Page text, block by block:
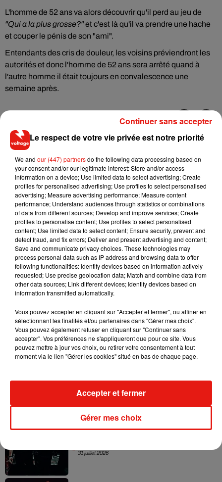
L'homme de 52 ans va alors découvrir qu'il perd au jeu de
"Qui a la plus grosse?"et c'est là qu'il va prendre une hache
et couper le pénis de son "ami".
Entendants des cris de douleur, les voisins préviendront les
autorités et donc l'homme de 52 ans sera arrêté quand à
l'autre homme il était toujours en convalescence une
semaine après.
Musique
7 août 2026
RÜFÜS DU SOL annonce un nouvel
album après sa tournée mondiale
7 août 2026
Angèle et Amélie Lens dévoilent leur
collaboration tant attendue
6 août 2026
dimension avec son premier...
leur mixtape créée en...
31 juillet 2026
Le respect de votre vie privée est notre priorité
We and our (447) partnersdo the following data processing based on
your consent and/or our legitimate interest: Store and/or access
information on a device; Use limited data to select advertising; Create
profiles for personalised advertising; Use profiles to select personalised
advertising; Measure advertising performance; Measure content
performance; Understand audiences through statistics or combinations
of data from different sources; Develop and improve services; Create
profiles to personalise content; Use profiles to select personalised
content; Use limited data to select content; Ensure security, prevent and
detect fraud, and fix errors; Deliver and present advertising and content;
Save and communicate privacy choices. These technologies may
process personal data such as IP address and browsing data to offer
following functionalities: Identify devices based on information actively
requested; Use precise geolocation data; Match and combine data from
other data sources; Link different devices; Identify devices based on
information transmitted automatically.
Vous pouvez accepter en cliquant sur "Accepter et fermer", ou affiner en
sélectionnant les finalités et/ou partenaires dans "Gérer mes choix".
Vous pouvez également refuser en cliquant sur "Continuer sans
accepter". Vos préférences ne s'appliqueront que pour ce site. Vous
pouvez mettre à jour vos choix, ou retirer votre consentement à tout
moment via le lien "Gérer les cookies" situé en bas de chaque page.
Gérer mes choix
Accepter et fermer
Continuer sans accepter